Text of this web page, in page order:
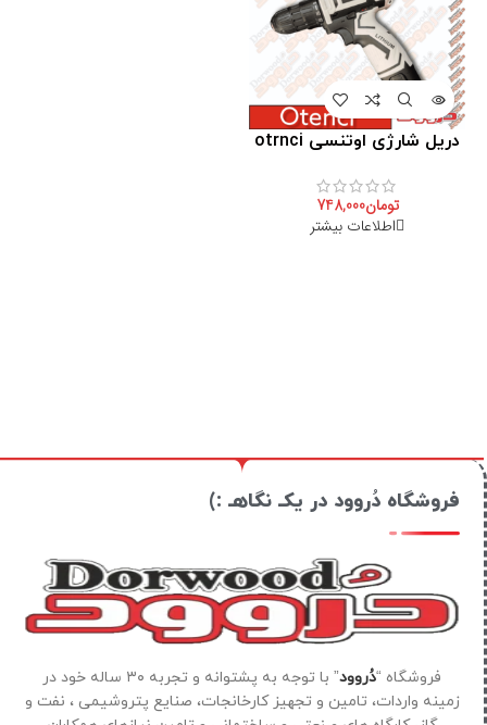
دریل شارژی اوتنسی otrnci
تومان748,000
اطلاعات بیشتر
فروشگاه دُروود در یکـ نگاهـ :)
فروشگاه “دُروود
” با توجه به پشتوانه و تجربه ۳۰ ساله خود در
زمینه واردات، تامین و تجهیز کارخانجات، صنایع پتروشیمی ، نفت و